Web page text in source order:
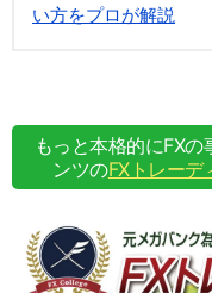
い方をプロが解説
もっと本格的にFX
ンツのFXトレーデ